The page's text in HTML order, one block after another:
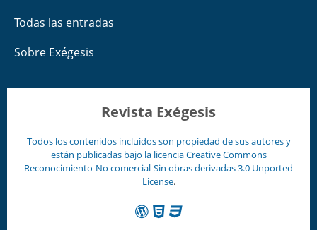
Todas las entradas
Sobre Exégesis
Revista Exégesis
Todos los contenidos incluidos son propiedad de sus autores y
están publicadas bajo la licenciaCreative Commons
Reconocimiento-No comercial-Sin obras derivadas 3.0 Unported
License.